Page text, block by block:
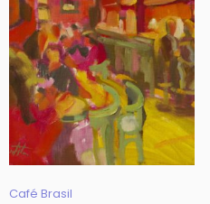
Café Brasil